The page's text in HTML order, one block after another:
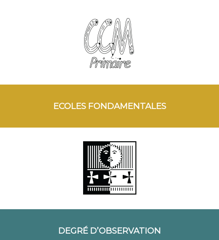
ECOLES FONDAMENTALES
DEGRÉ D’OBSERVATION